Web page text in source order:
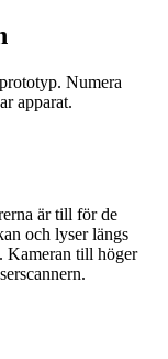
Numera
apparat.
är till för de
och lyser längs
Kameran till höger